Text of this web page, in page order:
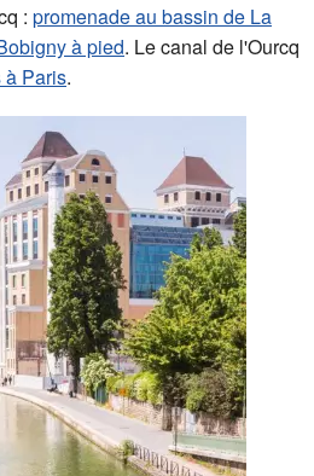
: promenade au bassin de La
à pied. Le canal de l'Ourcq
à Paris.